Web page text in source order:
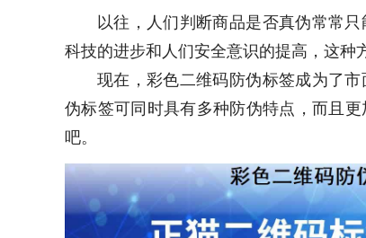
以往，人们判断商品是否真伪常常
科技的进步和人们安全意识的提高，这种
现在，彩色二维码防伪标签成为了
伪标签可同时具有多种防伪特点，而且
吧。